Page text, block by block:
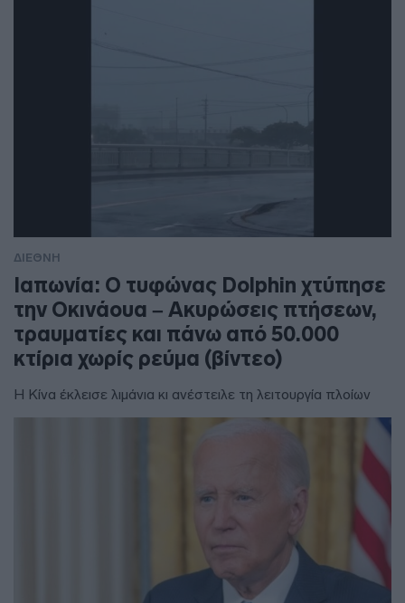
ΔΙΕΘΝΗ
Ιαπωνία: Ο τυφώνας Dolphin χτύπησε
την Οκινάουα – Ακυρώσεις πτήσεων,
τραυματίες και πάνω από 50.000
κτίρια χωρίς ρεύμα (βίντεο)
Η Κίνα έκλεισε λιμάνια κι ανέστειλε τη λειτουργία πλοίων